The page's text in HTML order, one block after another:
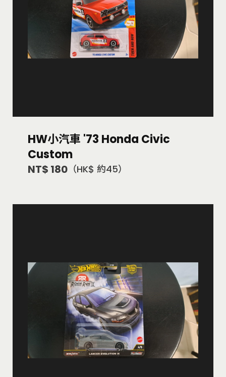
HW小汽車 '73 Honda Civic
Custom
NT$ 180 （HK$ 約45）